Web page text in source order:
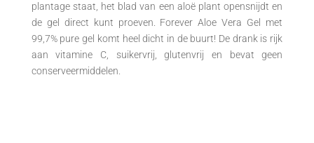
plantage staat, het blad van een aloë plant opensnijdt en
de gel direct kunt proeven. Forever Aloe Vera Gel met
99,7% pure gel komt heel dicht in de buurt! De drank is rijk
aan vitamine C, suikervrij, glutenvrij en bevat geen
conserveermiddelen.